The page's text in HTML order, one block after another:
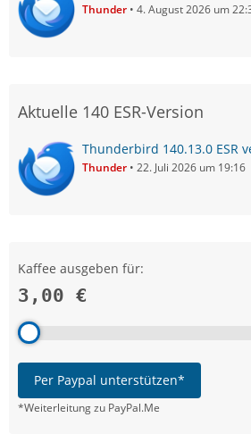
Thunder 4. August 2026 um
Aktuelle 140 ESR-Version
Thunderbird 140.13.0 ESR
Thunder 22. Juli 2026 um 19:16
Kaffee ausgeben für:
3,00 €
Per Paypal unterstützen*
*Weiterleitung zu PayPal.Me